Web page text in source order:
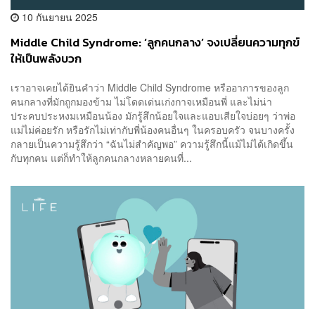
10 กันยายน 2025
Middle Child Syndrome: ‘ลูกคนกลาง’ จงเปลี่ยนความทุกข์
ให้เป็นพลังบวก
เราอาจเคยได้ยินคำว่า Middle Child Syndrome หรืออาการของลูก
คนกลางที่มักถูกมองข้าม ไม่โดดเด่นเก่งกาจเหมือนพี่ และไม่น่า
ประคบประหงมเหมือนน้อง มักรู้สึกน้อยใจและแอบเสียใจบ่อยๆ ว่าพ่อ
แม่ไม่ค่อยรัก หรือรักไม่เท่ากับพี่น้องคนอื่นๆ ในครอบครัว จนบางครั้ง
กลายเป็นความรู้สึกว่า “ฉันไม่สำคัญพอ” ความรู้สึกนี้แม้ไม่ได้เกิดขึ้น
กับทุกคน แต่ก็ทำให้ลูกคนกลางหลายคนที่...